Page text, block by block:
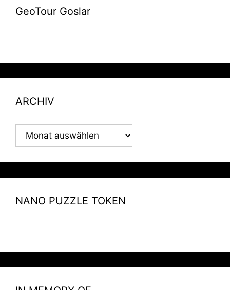
GeoTour Goslar
ARCHIV
ARCHIV
NANO PUZZLE TOKEN